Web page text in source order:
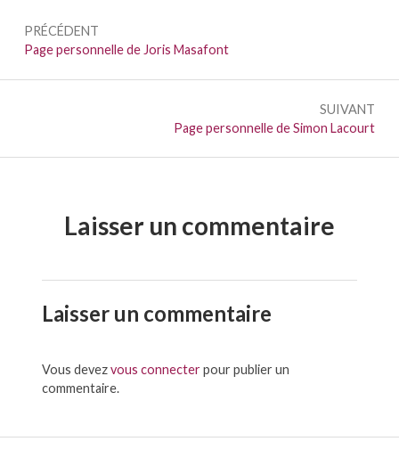
Navigation
de
l’article
PRÉCÉDENT
Précédent :
Page personnelle de Joris Masafont
SUIVANT
Suivant :
Page personnelle de Simon Lacourt
Laisser un commentaire
Laisser un commentaire
Vous devezvous connecterpour publier un
commentaire.